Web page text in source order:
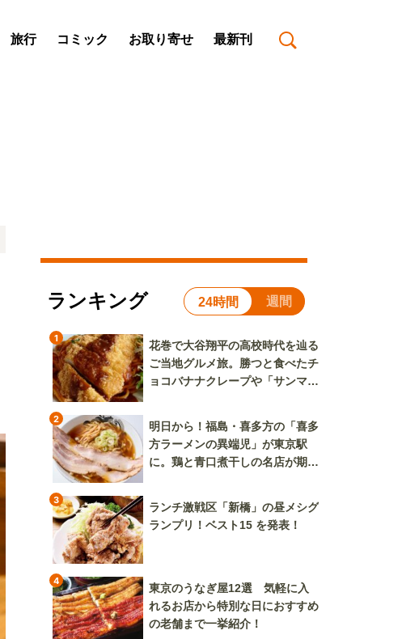
旅行 コミック お取り寄せ 最新刊
ランキング 24時間 週間
1
花巻で大谷翔平の高校時代を辿る
ご当地グルメ旅。勝つと食べたチ
ョコバナナクレープや「サンマー
2
明日から！福島・喜多方の「喜多
方ラーメンの異端児」が東京駅
に。鶏と青口煮干しの名店が期間
3
ランチ激戦区「新橋」の昼メシグ
ランプリ！ベスト15 を発表！
4
東京のうなぎ屋12選 気軽に入
れるお店から特別な日におすすめ
の老舗まで一挙紹介！